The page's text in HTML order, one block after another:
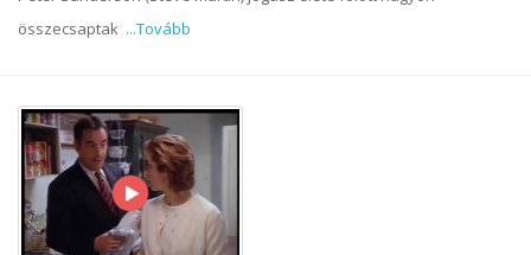
összecsaptak ...Tovább